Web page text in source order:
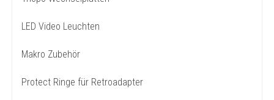
LED Video Leuchten
Makro Zubehör
Protect Ringe für Retroadapter